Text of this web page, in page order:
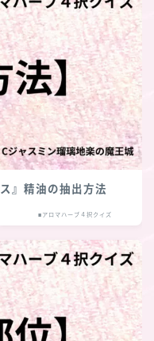
』精油の抽出方法
■アロマハーブ４択クイズ